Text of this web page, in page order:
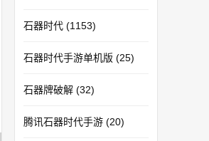
石器时代 (1153)
石器时代手游单机版 (25)
石器牌破解 (32)
腾讯石器时代手游 (20)